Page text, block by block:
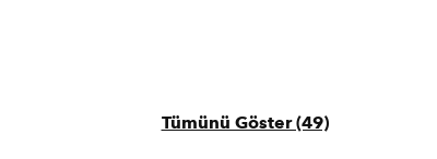
Tümünü Göster (49)